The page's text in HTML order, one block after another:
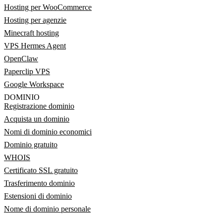
Hosting per WooCommerce
Hosting per agenzie
Minecraft hosting
VPS Hermes Agent
OpenClaw
Paperclip VPS
Google Workspace
DOMINIO
Registrazione dominio
Acquista un dominio
Nomi di dominio economici
Dominio gratuito
WHOIS
Certificato SSL gratuito
Trasferimento dominio
Estensioni di dominio
Nome di dominio personale